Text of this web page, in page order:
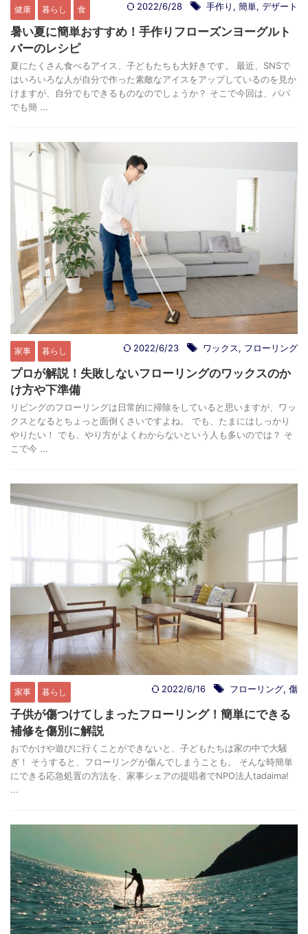
健康 暮らし 食 2022/6/28 手作り , 簡単, デザート
暑い夏に簡単おすすめ！手作りフローズンヨーグルト
バーのレシピ
夏にたくさん食べるアイス、子どもたちも大好きです。 最近、SNSで
はいろいろな人が自分で作った素敵なアイスをアップしているのを見か
けますが、自分でもできるものなのでしょうか？ そこで今回は、パパ
でも簡 ...
家事 暮らし 2022/6/23 ワックス, フローリング
プロが解説！失敗しないフローリングのワックスのか
け方や下準備
リビングのフローリングは日常的に掃除をしていると思いますが、ワッ
クスとなるとちょっと面倒くさいですよね。 でも、たまにはしっかり
やりたい！ でも、やり方がよくわからないという人も多いのでは？ そ
こで今 ...
家事 暮らし 2022/6/16 フローリング, 傷
子供が傷つけてしまったフローリング！簡単にできる
補修を傷別に解説
おでかけや遊びに行くことができないと、子どもたちは家の中で大騒
ぎ！ そうすると、フローリングが傷んでしまうことも。 そんな時簡単
にできる応急処置の方法を、家事シェアの提唱者でNPO法人tadaima!
...